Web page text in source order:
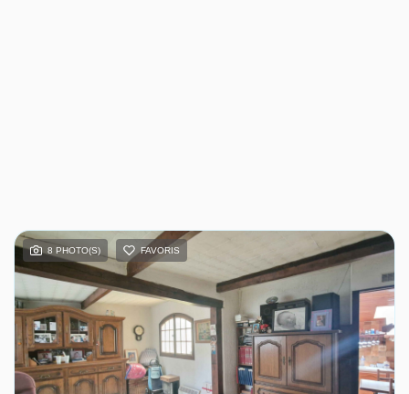
8 PHOTO(S) FAVORIS